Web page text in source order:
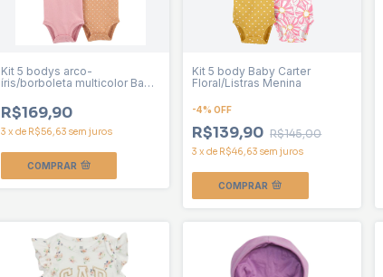
Kit 5 bodys arco-
íris/borboleta multicolor Baby
R$169,90
3 x de R$56,63 sem juros
COMPRAR
Kit 5 body Baby Carter
Floral/Listras Menina
-4%OFF
R$139,90 R$145,00
3 xde R$46,63 sem juros
COMPRAR